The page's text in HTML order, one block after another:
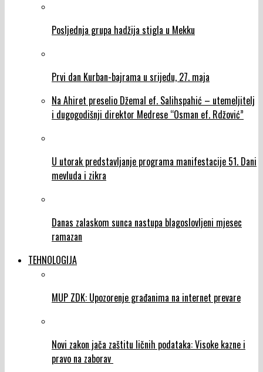
Posljednja grupa hadžija stigla u Mekku
Prvi dan Kurban-bajrama u srijedu, 27. maja
Na Ahiret preselio Džemal ef. Salihspahić – utemeljitelj
i dugogodišnji direktor Medrese “Osman ef. Rdžović”
U utorak predstavljanje programa manifestacije 51. Dani
mevluda i zikra
Danas zalaskom sunca nastupa blagoslovljeni mjesec
ramazan
TEHNOLOGIJA
MUP ZDK: Upozorenje građanima na internet prevare
Novi zakon jača zaštitu ličnih podataka: Visoke kazne i
pravo na zaborav